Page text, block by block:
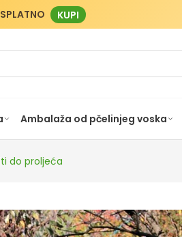
KUPI
Ambalaža od pčelinjeg voska
do proljeća